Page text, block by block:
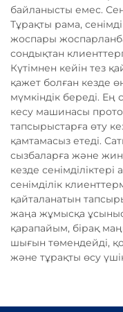
байланысты емес.
Тұрақты рама,
жоспары
сондықтан
Күтімнен кейін тез
қажет болған кезде
мүмкіндік береді. Ең
кесу машинасы
тапсырыстарға өту
қамтамасыз етеді.
сызбаларға және
кезде
сенімділік
қайталанатын
жаңа жұмысқа
қарапайым, бірақ
шығын төмендейді,
және тұрақты өсу